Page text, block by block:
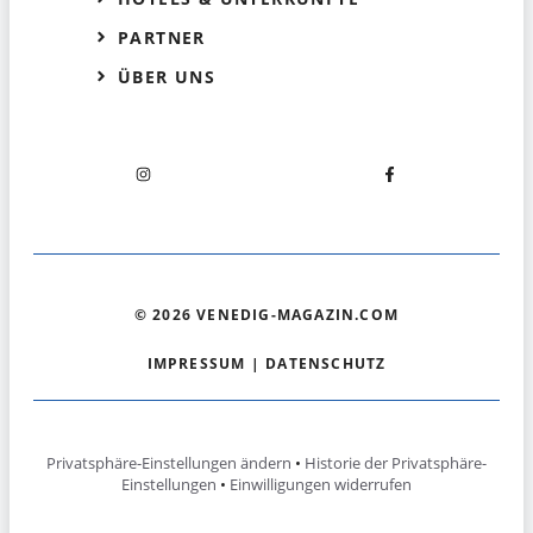
PARTNER
ÜBER UNS
© 2026 VENEDIG-MAGAZIN.COM
IMPRESSUM | DATENSCHUTZ
Privatsphäre-Einstellungen ändern • Historie der Privatsphäre-
Einstellungen • Einwilligungen widerrufen